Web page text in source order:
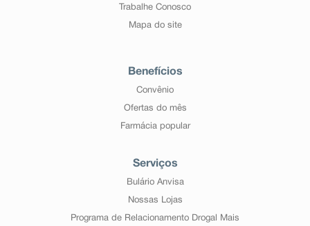
Trabalhe Conosco
Mapa do site
Benefícios
Convênio
Ofertas do mês
Farmácia popular
Serviços
Bulário Anvisa
Nossas Lojas
Programa de Relacionamento Drogal Mais